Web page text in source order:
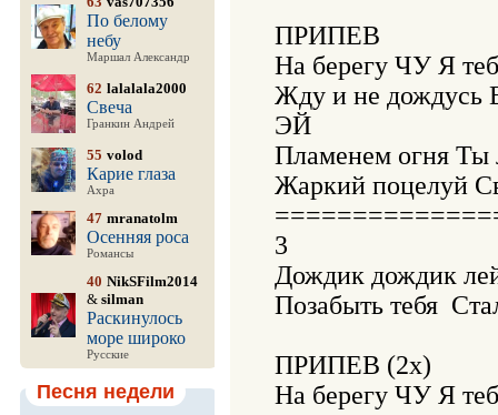
По белому
небу
Маршал Александр
62 lalalala2000
Свеча
Гранкин Андрей
55 volod
Карие глаза
Ахра
47 mranatolm
Осенняя роса
Романсы
40 NikSFilm2014
& silman
Раскинулось
море широко
Русские
Песня недели
ПРИПЕВ
На берегу ЧУ Я
Жду и не дождусь
ЭЙ
Пламенем огня Ты
Жаркий поцелуй
3
Дождик дождик
Позабыть тебя
ПРИПЕВ (2х)
На берегу ЧУ Я